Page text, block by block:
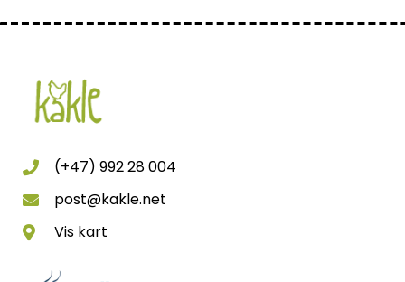
(+47) 992 28 004
post@kakle.net
Vis kart